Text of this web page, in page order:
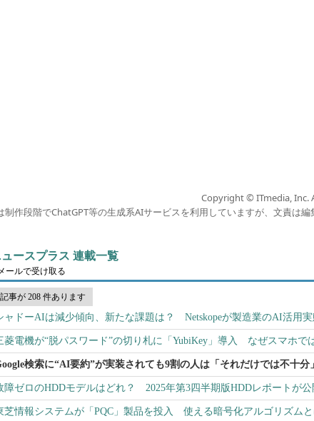
Copyright © ITmedia, Inc.
制作段階でChatGPT等の生成系AIサービスを利用していますが、文責は編
ースプラス 連載一覧
ールで受け取る
事が 208 件あります
ャドーAIは減少傾向、新たな課題は？ Netskopeが製造業のAI活用実
菱電機が“脱パスワード”の切り札に「YubiKey」導入 なぜスマホで
検索に“AI要約”が実装されても9割の人は「それだけでは不十分
障ゼロのHDDモデルはどれ？ 2025年第3四半期版HDDレポートが公
芝情報システムが「PQC」製品を投入 使える暗号化アルゴリズム